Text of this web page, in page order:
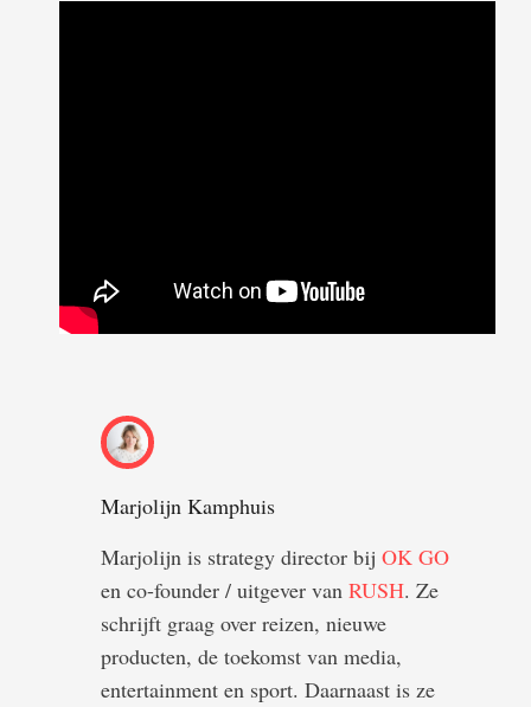
Marjolijn Kamphuis
Marjolijn is strategy director bij OK GO
en co-founder / uitgever van RUSH. Ze
schrijft graag over reizen, nieuwe
producten, de toekomst van media,
entertainment en sport. Daarnaast is ze